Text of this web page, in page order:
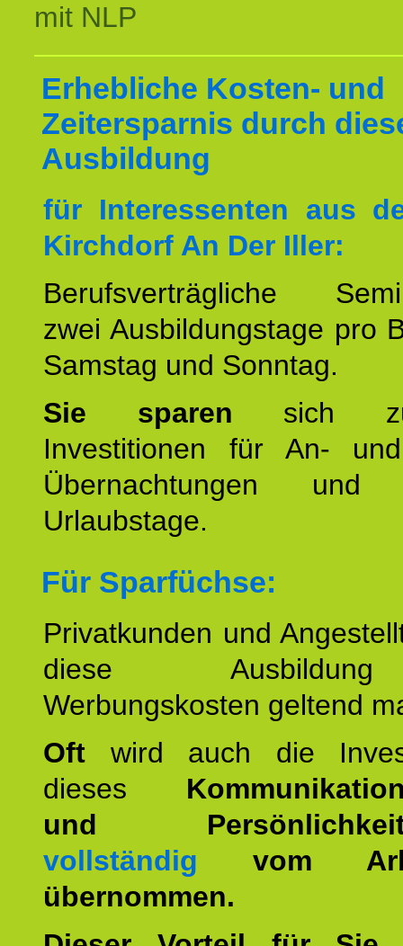
mit NLP
Erhebliche Kosten- und
Zeitersparnis durch
Ausbildung
für Interessenten aus
Kirchdorf An Der Iller:
Berufsverträgliche
zwei Ausbildungstage pro
Samstag und Sonntag.
Sie sparen sich
Investitionen für An-
Übernachtungen und
Urlaubstage.
Für Sparfüchse:
Privatkunden und
diese
Werbungskosten geltend
Oft wird auch die
dieses
und
vollständig vom
übernommen.